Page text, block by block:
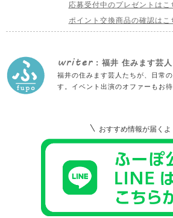
応募受付中のプレゼントはこ
ポイント交換商品の確認はこ
writer : 福井 住みます芸人
福井の住みます芸人たちが、日常
す。イベント出演のオファーもお
おすすめ情報が届くよ